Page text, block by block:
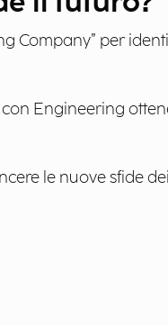
Company” per
Engineering
le nuove sfide